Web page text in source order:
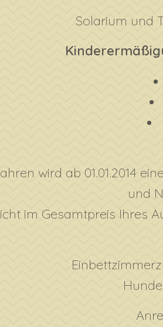
Solarium und
wird ab 01.01.2014
und
im Gesamtpreis Ihres